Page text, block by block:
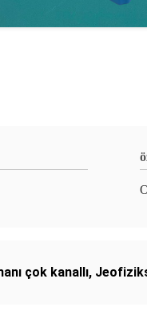
çok kanallı,